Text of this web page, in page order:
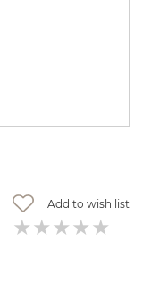
Add to wish list